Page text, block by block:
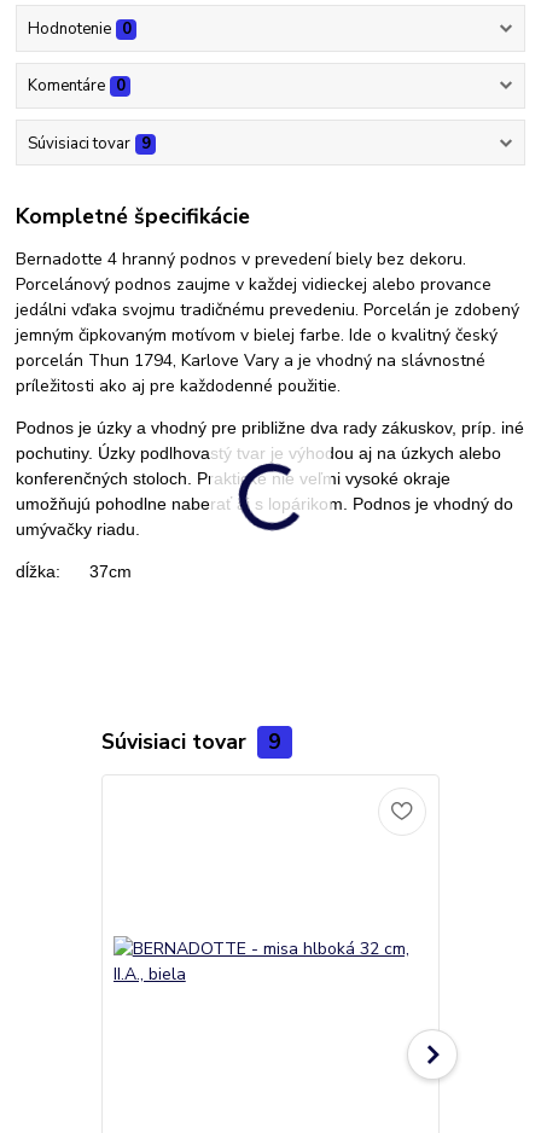
Hodnotenie 0
Komentáre 0
Súvisiaci tovar 9
Kompletné špecifikácie
Bernadotte 4 hranný podnos v prevedení biely bez dekoru.
Porcelánový podnos zaujme v každej vidieckej alebo provance
jedálni vďaka svojmu tradičnému prevedeniu. Porcelán je zdobený
jemným čipkovaným motívom v bielej farbe. Ide o kvalitný český
porcelán Thun 1794, Karlove Vary a je vhodný na slávnostné
príležitosti ako aj pre každodenné použitie.
Podnos je úzky a vhodný pre približne dva rady zákuskov, príp. iné
pochutiny. Úzky podlhovastý tvar je výhodou aj na úzkych alebo
konferenčných stoloch. Praktické nie veľmi vysoké okraje
umožňujú pohodlne naberať aj s lopárikom. Podnos je vhodný do
umývačky riadu.
dĺžka: 37cm
Súvisiaci tovar 9